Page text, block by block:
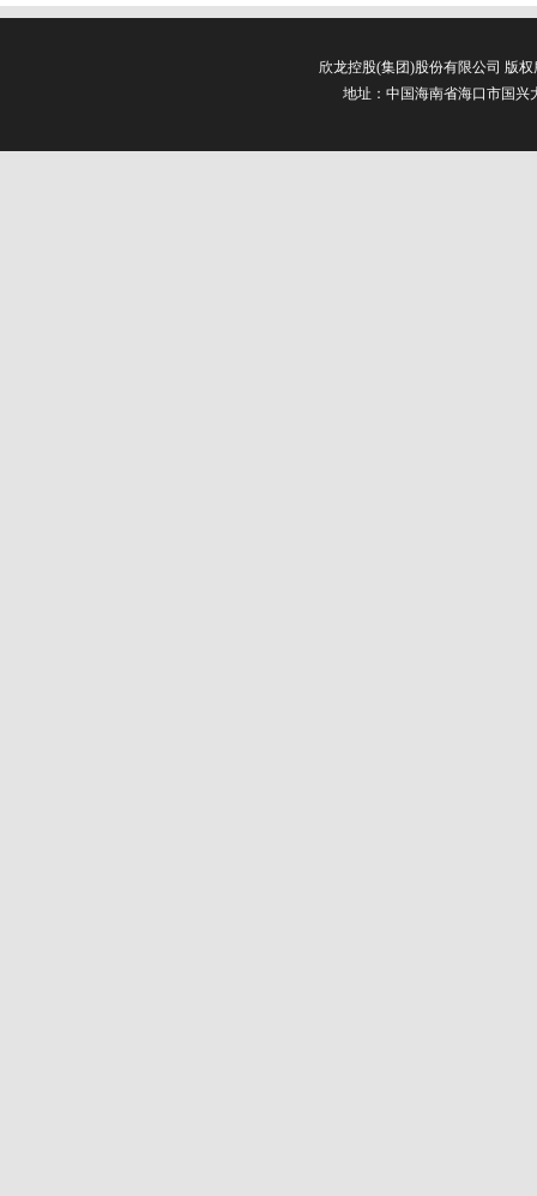
欣龙控股(集团)股份有限公司 版
地址：中国海南省海口市国兴